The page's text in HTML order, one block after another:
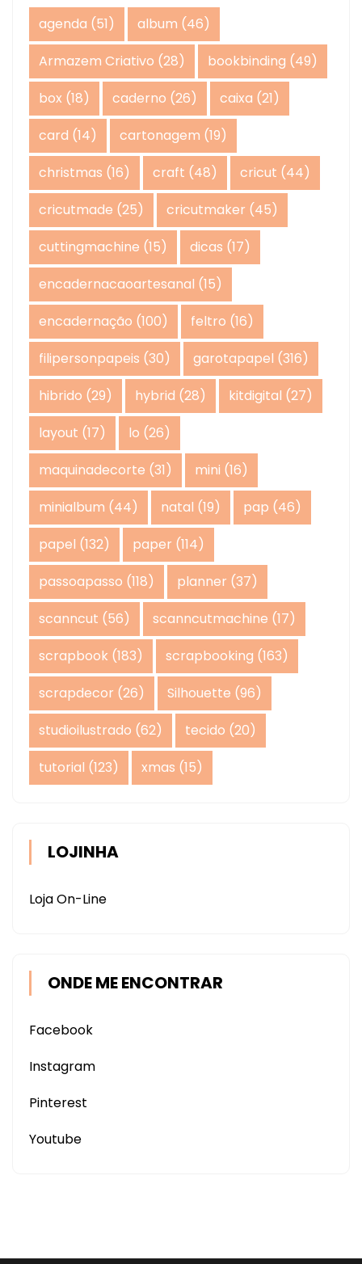
agenda (51) album (46)
Armazem Criativo (28) bookbinding (49)
box (18) caderno (26) caixa (21)
card (14) cartonagem (19)
christmas (16) craft (48) cricut (44)
cricutmade (25) cricutmaker (45)
cuttingmachine (15) dicas (17)
encadernacaoartesanal (15)
encadernação (100) feltro (16)
filipersonpapeis (30) garotapapel (316)
hibrido (29) hybrid (28) kitdigital (27)
layout (17) lo (26)
maquinadecorte (31) mini (16)
minialbum (44) natal (19) pap (46)
papel (132) paper (114)
passoapasso (118) planner (37)
scanncut (56) scanncutmachine (17)
scrapbook (183) scrapbooking (163)
scrapdecor (26) Silhouette (96)
studioilustrado (62) tecido (20)
tutorial (123) xmas (15)
LOJINHA
Loja On-Line
ONDE ME ENCONTRAR
Facebook
Instagram
Pinterest
Youtube